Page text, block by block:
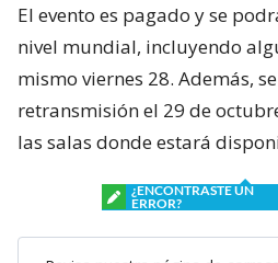
El evento es pagado y se
nivel mundial, incluyendo
mismo viernes 28. Además,
retransmisión el 29 de
las salas donde estará
¿ENCONTRASTE UN
ERROR?